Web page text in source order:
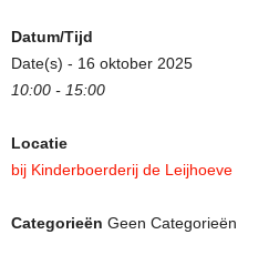
Datum/Tijd
Date(s) - 16 oktober 2025
10:00 - 15:00
Locatie
bij Kinderboerderij de Leijhoeve
Categorieën Geen Categorieën